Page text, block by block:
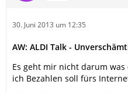
30. Juni 2013 um 12:35
AW: ALDI Talk -
Es geht mir nicht darum
ich Bezahlen soll fürs